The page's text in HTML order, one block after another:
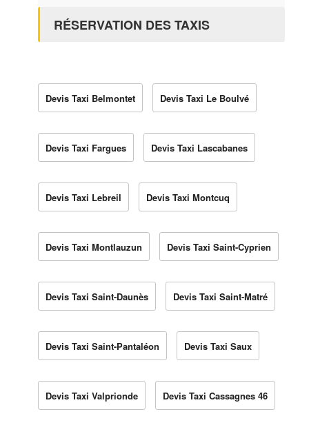
RÉSERVATION DES TAXIS
Devis Taxi Belmontet Devis Taxi Le Boulvé
Devis Taxi Fargues Devis Taxi Lascabanes
Devis Taxi Lebreil Devis Taxi Montcuq
Devis Taxi Montlauzun Devis Taxi Saint-Cyprien
Devis Taxi Saint-Daunès Devis Taxi Saint-Matré
Devis Taxi Saint-Pantaléon Devis Taxi Saux
Devis Taxi Valprionde Devis Taxi Cassagnes 46